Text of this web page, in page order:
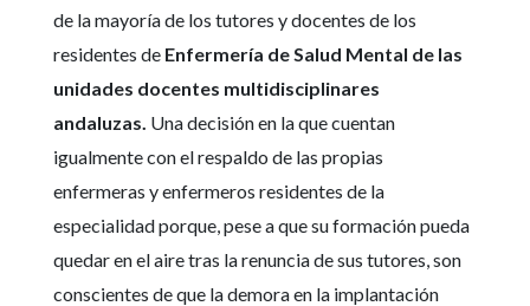
de la mayoría de los tutores y docentes de los
residentes de Enfermería de Salud Mental de las
unidades docentes multidisciplinares
andaluzas. Una decisión en la que cuentan
igualmente con el respaldo de las propias
enfermeras y enfermeros residentes de la
especialidad porque, pese a que su formación pueda
quedar en el aire tras la renuncia de sus tutores, son
conscientes de que la demora en la implantación